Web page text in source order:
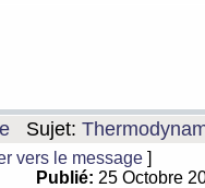
Sujet:
vers le message ]
Publié: 25 Octobre